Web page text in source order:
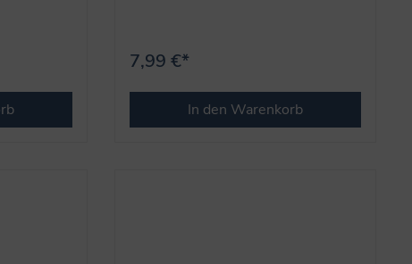
7,99 €*
In den Warenkorb